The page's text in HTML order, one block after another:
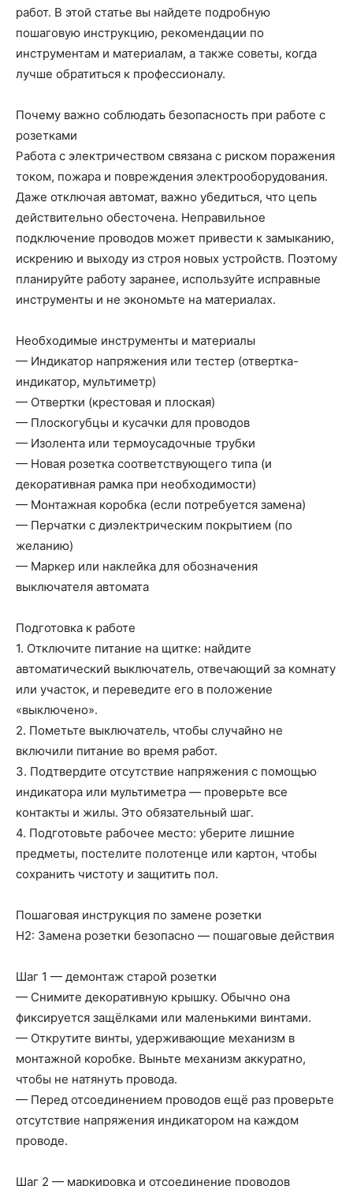
работ. В этой статье вы найдете подробную
пошаговую инструкцию, рекомендации по
инструментам и материалам, а также советы, когда
лучше обратиться к профессионалу.
Почему важно соблюдать безопасность при работе с
розетками
Работа с электричеством связана с риском поражения
током, пожара и повреждения электрооборудования.
Даже отключая автомат, важно убедиться, что цепь
действительно обесточена. Неправильное
подключение проводов может привести к замыканию,
искрению и выходу из строя новых устройств. Поэтому
планируйте работу заранее, используйте исправные
инструменты и не экономьте на материалах.
Необходимые инструменты и материалы
— Индикатор напряжения или тестер (отвертка-
индикатор, мультиметр)
— Отвертки (крестовая и плоская)
— Плоскогубцы и кусачки для проводов
— Изолента или термоусадочные трубки
— Новая розетка соответствующего типа (и
декоративная рамка при необходимости)
— Монтажная коробка (если потребуется замена)
— Перчатки с диэлектрическим покрытием (по
желанию)
— Маркер или наклейка для обозначения
выключателя автомата
Подготовка к работе
1. Отключите питание на щитке: найдите
автоматический выключатель, отвечающий за комнату
или участок, и переведите его в положение
«выключено».
2. Пометьте выключатель, чтобы случайно не
включили питание во время работ.
3. Подтвердите отсутствие напряжения с помощью
индикатора или мультиметра — проверьте все
контакты и жилы. Это обязательный шаг.
4. Подготовьте рабочее место: уберите лишние
предметы, постелите полотенце или картон, чтобы
сохранить чистоту и защитить пол.
Пошаговая инструкция по замене розетки
H2: Замена розетки безопасно — пошаговые действия
Шаг 1 — демонтаж старой розетки
— Снимите декоративную крышку. Обычно она
фиксируется защёлками или маленькими винтами.
— Открутите винты, удерживающие механизм в
монтажной коробке. Выньте механизм аккуратно,
чтобы не натянуть провода.
— Перед отсоединением проводов ещё раз проверьте
отсутствие напряжения индикатором на каждом
проводе.
Шаг 2 — маркировка и отсоединение проводов